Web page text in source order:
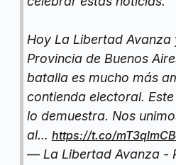
Hoy La Libertad Avanza
Provincia de Buenos
batalla es mucho más
contienda electoral.
lo demuestra. Nos
al… https://t.co/
— La Libertad Avanza -